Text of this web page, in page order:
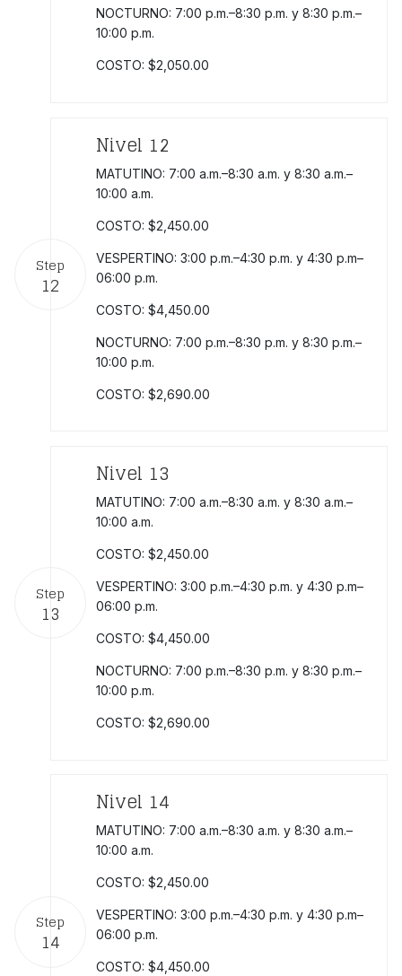
NOCTURNO: 7:00 p.m.–8:30 p.m. y 8:30 p.m.–
10:00 p.m.
COSTO: $2,050.00
Step
12
Nivel 12
MATUTINO: 7:00 a.m.–8:30 a.m. y 8:30 a.m.–
10:00 a.m.
COSTO: $2,450.00
VESPERTINO: 3:00 p.m.–4:30 p.m. y 4:30 p.m–
06:00 p.m.
COSTO: $4,450.00
NOCTURNO: 7:00 p.m.–8:30 p.m. y 8:30 p.m.–
10:00 p.m.
COSTO: $2,690.00
Step
13
Nivel 13
MATUTINO: 7:00 a.m.–8:30 a.m. y 8:30 a.m.–
10:00 a.m.
COSTO: $2,450.00
VESPERTINO: 3:00 p.m.–4:30 p.m. y 4:30 p.m–
06:00 p.m.
COSTO: $4,450.00
NOCTURNO: 7:00 p.m.–8:30 p.m. y 8:30 p.m.–
10:00 p.m.
COSTO: $2,690.00
Step
14
Nivel 14
MATUTINO: 7:00 a.m.–8:30 a.m. y 8:30 a.m.–
10:00 a.m.
COSTO: $2,450.00
VESPERTINO: 3:00 p.m.–4:30 p.m. y 4:30 p.m–
06:00 p.m.
COSTO: $4,450.00